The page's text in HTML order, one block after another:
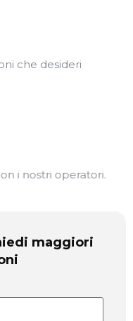
che desideri
i nostri operatori.
maggiori